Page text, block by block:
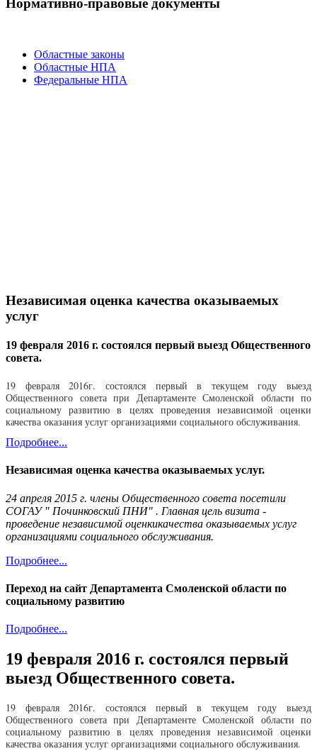
Областные законы
Областные НПА
Федеральные НПА
Независимая оценка качества оказываемых
услуг
19 февраля 2016 г. состоялся первый выезд Общественного
совета.
19 февраля 2016г. состоялся первый в текущем году выезд
Общественного совета при Департаменте Смоленской области по
социальному развитию в целях проведения независимой оценки
качества оказания услуг организациями социального обслуживания.
Подробнее...
Независимая оценка качества оказываемых услуг.
24 апреля 2015 г. члены Общественного совета посетили
СОГАУ " Починковский ПНИ" . Главная цель визита -
проведение независимой оценкикачества оказываемых услуг
организациями социального обслуживания.
Подробнее...
Переход на сайт Департамента Смоленской области по
социальному развитию
Подробнее...
19 февраля 2016 г. состоялся первый
выезд Общественного совета.
19 февраля 2016г. состоялся первый в текущем году выезд
Общественного совета при Департаменте Смоленской области по
социальному развитию в целях проведения независимой оценки
качества оказания услуг организациями социального обслуживания.